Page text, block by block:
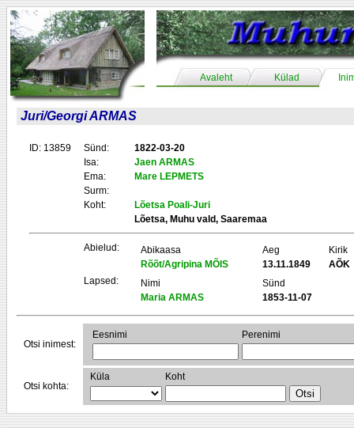
Avaleht Külad
Juri/Georgi ARMAS
ID: 13859 Sünd:
1822-03-20
Isa:
Jaen ARMAS
Ema:
Mare LEPMETS
Surm:
Koht:
Lõetsa Poali-Juri
Lõetsa, Muhu vald, Saaremaa
Abielud: Abikaasa Aeg
Kirik
Rõõt/Agripina MÕIS
13.11.1849
AÕK
Lapsed:
Nimi
Sünd
Maria ARMAS
1853-11-07
Otsi inimest:
Eesnimi Perenimi
Otsi kohta:
Küla Koht